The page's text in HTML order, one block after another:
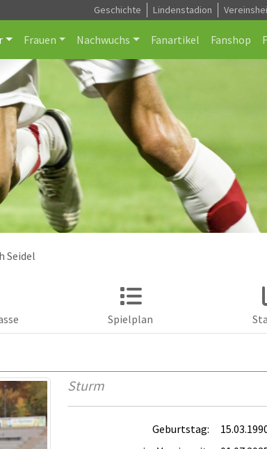
Geschichte Lindenstadion
Frauen Nachwuchs Fanartikel Fanshop
Seidel
Spielplan
Sturm
Geburtstag: